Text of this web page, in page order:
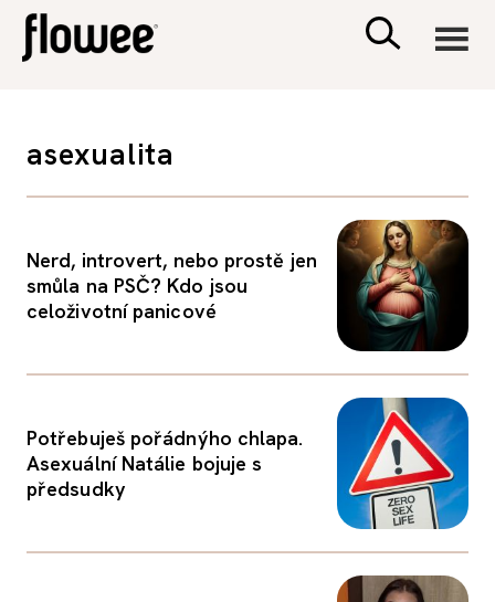
PSYCHOLOGIE
RODINA A DĚTI
PORADNA
asexualita
Nerd, introvert, nebo prostě jen
smůla na PSČ? Kdo jsou
celoživotní panicové
Potřebuješ pořádnýho chlapa.
Asexuální Natálie bojuje s
předsudky